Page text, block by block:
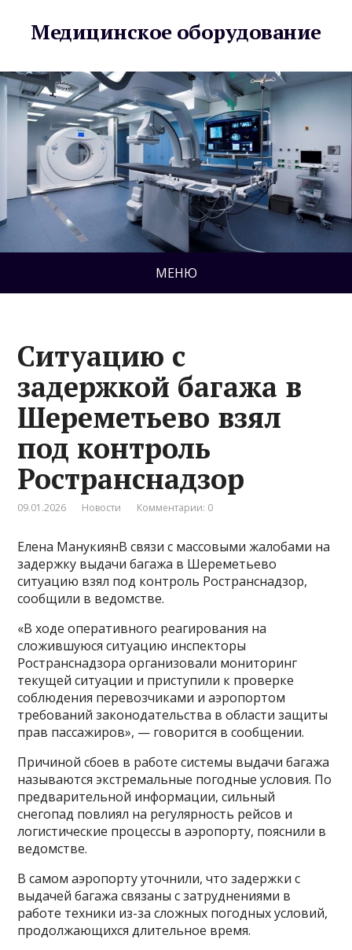
Медицинское оборудование
МЕНЮ
Ситуацию с
задержкой багажа в
Шереметьево взял
под контроль
Ространснадзор
09.01.2026 Новости Комментарии: 0
Елена МанукиянВ связи с массовыми жалобами на
задержку выдачи багажа в Шереметьево
ситуацию взял под контроль Ространснадзор,
сообщили в ведомстве.
«В ходе оперативного реагирования на
сложившуюся ситуацию инспекторы
Ространснадзора организовали мониторинг
текущей ситуации и приступили к проверке
соблюдения перевозчиками и аэропортом
требований законодательства в области защиты
прав пассажиров», — говорится в сообщении.
Причиной сбоев в работе системы выдачи багажа
называются экстремальные погодные условия. По
предварительной информации, сильный
снегопад повлиял на регулярность рейсов и
логистические процессы в аэропорту, пояснили в
ведомстве.
В самом аэропорту уточнили, что задержки с
выдачей багажа связаны с затруднениями в
работе техники из-за сложных погодных условий,
продолжающихся длительное время.